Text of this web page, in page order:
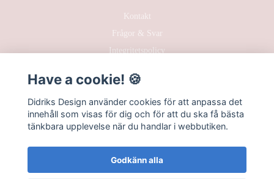
Kontakt
Frågor & Svar
Integritetspolicy
Köpvillkor
Have a cookie! 🍪
Didriks Design använder cookies för att anpassa det
innehåll som visas för dig och för att du ska få bästa
tänkbara upplevelse när du handlar i webbutiken.
Godkänn alla